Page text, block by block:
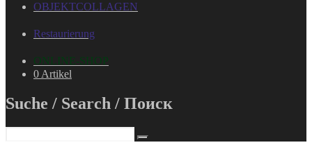
OBJEKTCOLLAGEN
Restaurierung
ONLINE-SHOP
0 Artikel
Suche / Search / Поиск